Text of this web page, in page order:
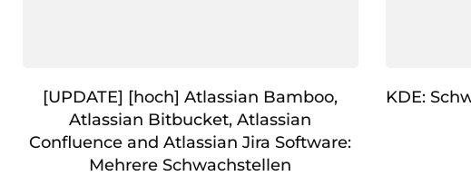
[UPDATE] [hoch] Atlassian Bamboo,
Atlassian Bitbucket, Atlassian
Confluence and Atlassian Jira Software:
Mehrere Schwachstellen
KDE: